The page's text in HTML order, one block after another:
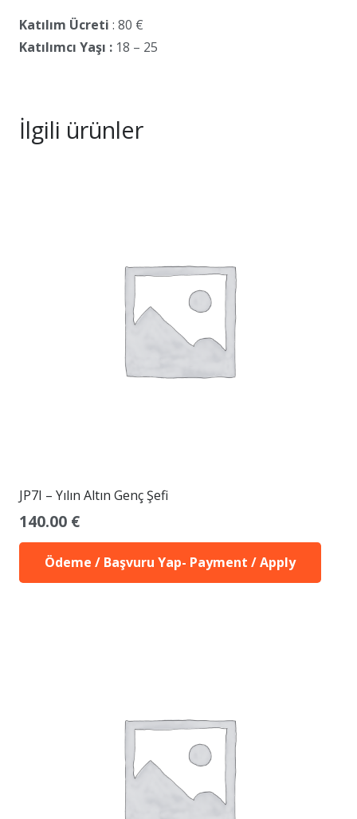
Katılım Ücreti : 80 €
Katılımcı Yaşı : 18 – 25
İlgili ürünler
JP7I – Yılın Altın Genç Şefi
140.00 €
Ödeme / Başvuru Yap- Payment / Apply